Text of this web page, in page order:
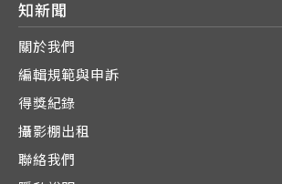
知新聞
關於我們
編輯規範與申訴
得獎紀錄
攝影棚出租
聯絡我們